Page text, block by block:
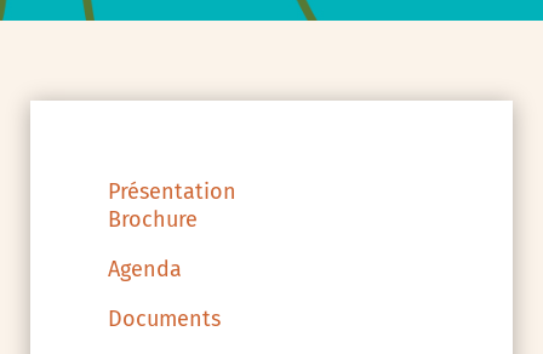
Présentation
Brochure
Agenda
Documents